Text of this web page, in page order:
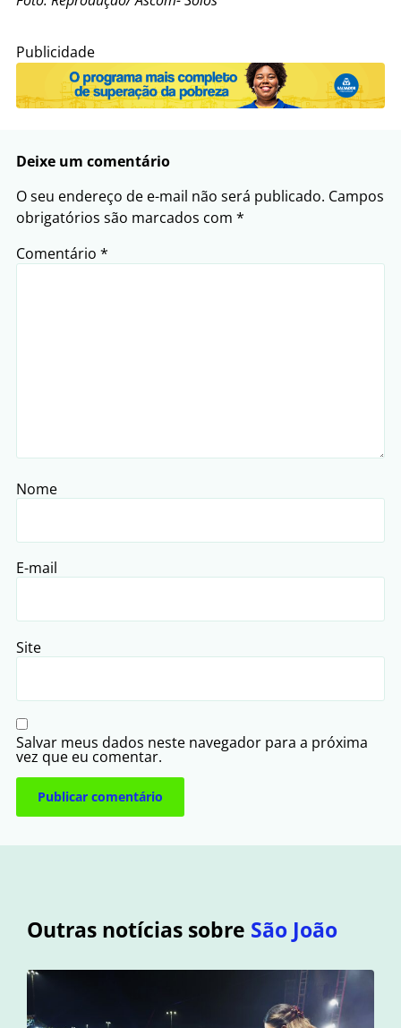
Publicidade
Deixe um comentário
O seu endereço de e-mail não será publicado. Campos
obrigatórios são marcados com *
Comentário *
Nome
E-mail
Site
Salvar meus dados neste navegador para a próxima
vez que eu comentar.
Outras notícias sobre São João